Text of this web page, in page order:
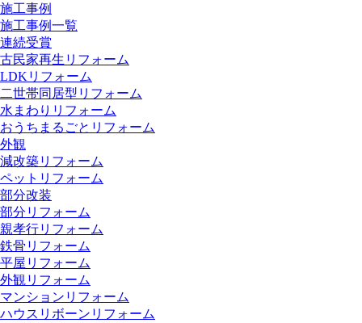
施工事例
施工事例一覧
連続受賞
古民家再生リフォーム
LDKリフォーム
二世帯同居型リフォーム
水まわりリフォーム
おうちまるごとリフォーム
外観
減改築リフォーム
ペットリフォーム
部分改装
部分リフォーム
親孝行リフォーム
鉄骨リフォーム
平屋リフォーム
外観リフォーム
マンションリフォーム
ハウスリボーンリフォーム